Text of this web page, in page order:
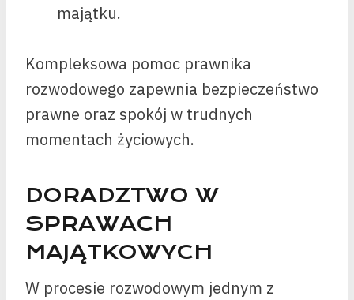
majątku.
Kompleksowa pomoc prawnika
rozwodowego zapewnia bezpieczeństwo
prawne oraz spokój w trudnych
momentach życiowych.
DORADZTWO W
SPRAWACH
MAJĄTKOWYCH
W procesie rozwodowym jednym z